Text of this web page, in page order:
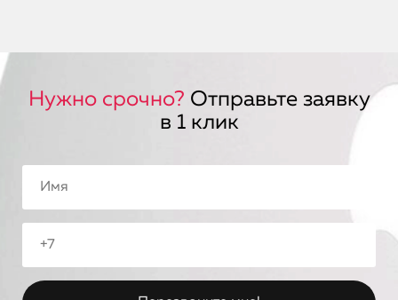
Нужно срочно? Отправьте заявку
в 1 клик